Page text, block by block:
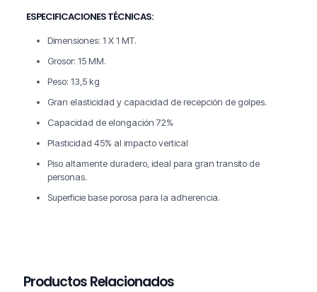
ESPECIFICACIONES TÉCNICAS:
Dimensiones: 1 X 1 MT.
Grosor: 15 MM.
Peso: 13,5 kg
Gran elasticidad y capacidad de recepción de golpes.
Capacidad de elongación 72%
Plasticidad 45% al impacto vertical
Piso altamente duradero, ideal para gran transito de
personas.
Superficie base porosa para la adherencia.
Productos Relacionados